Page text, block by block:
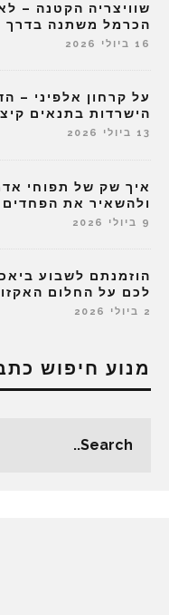
שוויצריה הקטנה –
הכרמל משתנה בדרך
16 ביולי 2026
על קרחון אלפיני –
הישרדות בתנאים
13 ביולי 2026
איך שק של תפוחי
ולהשאיר את
9 ביולי 2026
לכם על החלום
2 ביולי 2026
מנוע חיפוש